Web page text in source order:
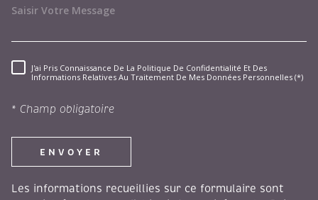
RÈGLEMENTATION
Informations Relatives Au Traitement De Mes Données Personnelles (*)
ENVOYER
enregistrées dans un fichier informatisé par La Boite